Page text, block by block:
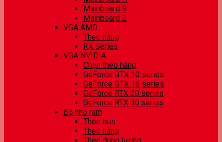
Mainboard B
Mainboard Z
VGA AMD
Theo hãng
RX Series
VGA NVIDIA
Chọn theo hãng
GeForce GTX 10 series
GeForce GTX 16 series
GeForce RTX 20 series
GeForce RTX 30 series
Bộ nhớ ram
Theo bus
Theo hãng